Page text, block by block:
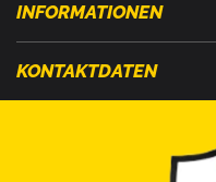
INFORMATIONEN
KONTAKTDATEN